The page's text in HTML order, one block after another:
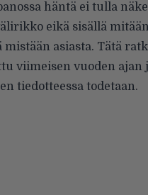
häntä ei tulla
eikä sisällä mitään
asiasta. Tätä
viimeisen vuoden ajan
tiedotteessa todetaan.